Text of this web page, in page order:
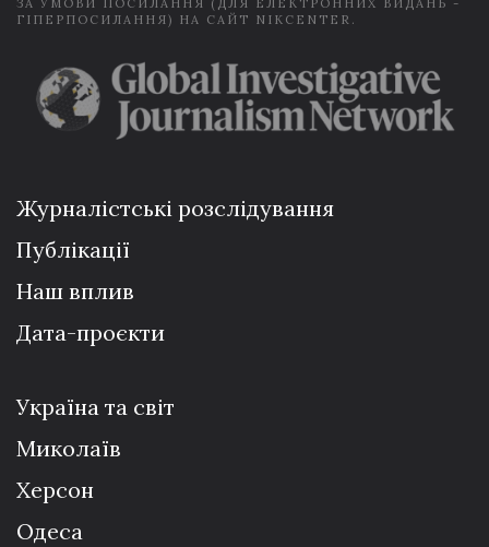
ЗА УМОВИ ПОСИЛАННЯ (ДЛЯ ЕЛЕКТРОННИХ ВИДАНЬ -
ГІПЕРПОСИЛАННЯ) НА САЙТ NIKCENTER.
Журналістські розслідування
Публікації
Наш вплив
Дата-проєкти
Україна та світ
Миколаїв
Херсон
Одеса